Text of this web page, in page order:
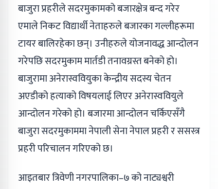
बाजुरा प्रहरीले सदरमुकामको बजारक्षेत्र बन्द गरेर
एमाले निकट विद्यार्थी नेताहरुले बजारका गल्लीहरूमा
टायर बालिरहेका छन्। उनीहरुले योजनावद्ध आन्दोलन
गरेपछि सदरमुकाम मार्तडी तनावग्रस्त बनेको हो।
बाजुरामा अनेरास्ववियुका केन्द्रीय सदस्य चेतन
अएडीको हत्याको विषयलाई लिएर अनेरास्ववियुले
आन्दोलन गरेको हो। बजारमा आन्दोलन चर्किएसँगै
बाजुरा सदरमुकाममा नेपाली सेना नेपाल प्रहरी र ससस्त्र
प्रहरी परिचालन गरिएको छ।
आइतबार त्रिवेणी नगरपालिका–७ को नाट्यश्वरी